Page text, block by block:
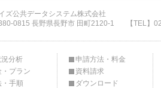
ズ公共データシステム株式会社
0815 長野県長野市 田町2120-1
【TEL】
分析
プラン
・手順
申請方法・料金
資料請求
ダウンロード